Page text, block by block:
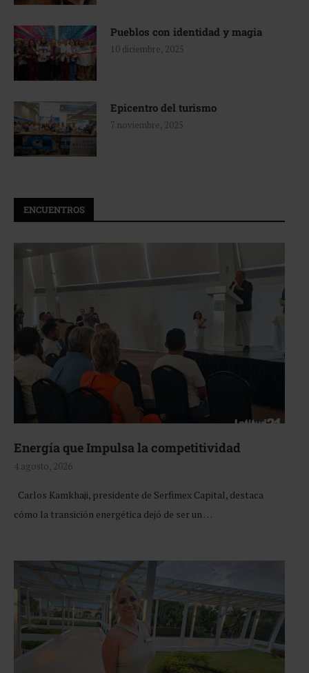
Pueblos con identidad y magia
10 diciembre, 2025
Epicentro del turismo
7 noviembre, 2025
ENCUENTROS
Energía que Impulsa la competitividad
4 agosto, 2026
Carlos Kamkhaji, presidente de Serfimex Capital, destaca
cómo la transición energética dejó de ser un …